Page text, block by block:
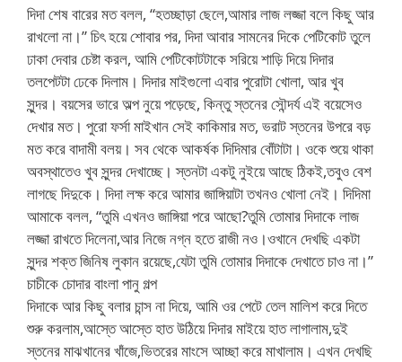
দিদা শেষ বারের মত বলল, “হতচ্ছাড়া ছেলে,আমার লাজ লজ্জা বলে কিছু আর
রাখলো না।” চিৎ হয়ে শোবার পর, দিদা আবার সামনের দিকে পেটিকোট তুলে
ঢাকা দেবার চেষ্টা করল, আমি পেটিকোটটাকে সরিয়ে শাড়ি দিয়ে দিদার
তলপেটটা ঢেকে দিলাম। দিদার মাইগুলো এবার পুরোটা খোলা, আর খুব
সুন্দর। বয়সের ভারে অল্প নুয়ে পড়েছে, কিন্তু স্তনের সৌন্দর্য এই বয়েসেও
দেখার মত। পুরো ফর্সা মাইখান সেই কাকিমার মত, ভরাট স্তনের উপরে বড়
মত করে বাদামী বলয়। সব থেকে আকর্ষক দিদিমার বোঁটাটা। ওকে শুয়ে থাকা
অবস্থাতেও খুব সুন্দর দেখাচ্ছে। স্তনটা একটু নুইয়ে আছে ঠিকই,তবুও বেশ
লাগছে দিদুকে। দিদা লক্ষ করে আমার জাঙ্গিয়াটা তখনও খোলা নেই। দিদিমা
আমাকে বলল, “তুমি এখনও জাঙ্গিয়া পরে আছো?তুমি তোমার দিদাকে লাজ
লজ্জা রাখতে দিলেনা,আর নিজে নগ্ন হতে রাজী নও।ওখানে দেখছি একটা
সুন্দর শক্ত জিনিষ লুকান রয়েছে,যেটা তুমি তোমার দিদাকে দেখাতে চাও না।”
চাচীকে চোদার বাংলা পানু গল্প
দিদাকে আর কিছু বলার চান্স না দিয়ে, আমি ওর পেটে তেল মালিশ করে দিতে
শুরু করলাম,আস্তে আস্তে হাত উঠিয়ে দিদার মাইয়ে হাত লাগালাম,দুই
স্তনের মাঝখানের খাঁজে,ভিতরের মাংসে আচ্ছা করে মাখালাম। এখন দেখছি